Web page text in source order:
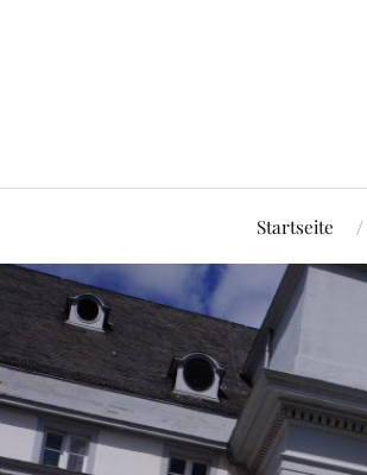
Startseite